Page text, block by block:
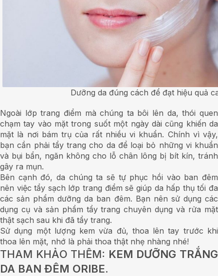
Dưỡng da đúng cách để đạt hiệu quả
Ngoài lớp trang điểm mà chúng ta bôi lên da, thói quen
chạm tay vào mặt trong suốt một ngày dài cũng khiến da
mặt là nơi bám trụ của rất nhiều vi khuẩn. Chính vì vậy,
bạn cần phải tẩy trang cho da để loại bỏ những vi khuẩn
và bụi bẩn, ngăn không cho lỗ chân lông bị bít kín, tránh
gây ra mụn.
Bên cạnh đó, da chúng ta sẽ tự phục hồi vào ban đêm
nên việc tẩy sạch lớp trang điểm sẽ giúp da hấp thụ tối đa
các sản phẩm dưỡng da ban đêm. Bạn nên sử dụng các
dụng cụ và sản phẩm tẩy trang chuyên dụng và rửa mặt
thật sạch sau khi đã tẩy trang.
Sử dụng một lượng kem vừa đủ, thoa lên tay trước khi
thoa lên mặt, nhớ là phải thoa thật nhẹ nhàng nhé!
THAM KHẢO THÊM: KEM DƯỠNG TRẮNG
DA BAN ĐÊM ORIBE.